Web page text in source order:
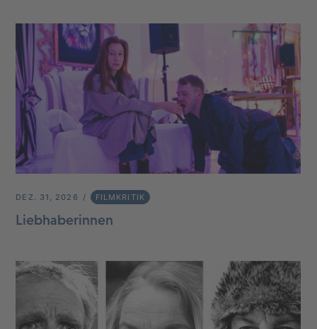
DEZ. 31, 2026 FILMKRITIK
Liebhaberinnen